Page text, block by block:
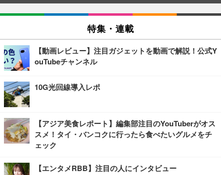
特集・連載
【動画レビュー】注目ガジェットを動画で解説！公式Y
ouTubeチャンネル
10G光回線導入レポ
【アジア美食レポート】編集部注目のYouTuberがオス
スメ！タイ・バンコクに行ったら食べたいグルメをチ
ェック
【エンタメRBB】注目の人にインタビュー